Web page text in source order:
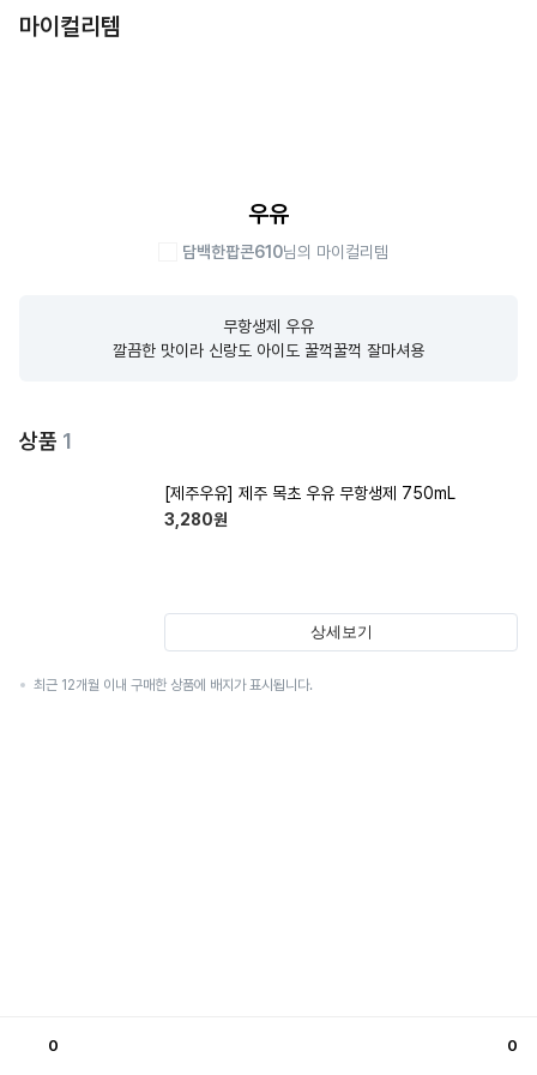
마이컬리템
우유
담백한팝콘610님의 마이컬리템
무항생제 우유
깔끔한 맛이라 신랑도 아이도 꿀꺽꿀꺽 잘마셔용
상품 1
[제주우유] 제주 목초 우유 무항생제 750mL
3,280원
상세보기
최근 12개월 이내 구매한 상품에 배지가 표시됩니다.
0 0